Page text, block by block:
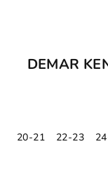
DEMAR
20-21
22-23